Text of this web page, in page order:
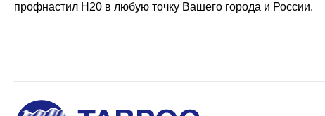
профнастил Н20 в любую точку Вашего города и России.